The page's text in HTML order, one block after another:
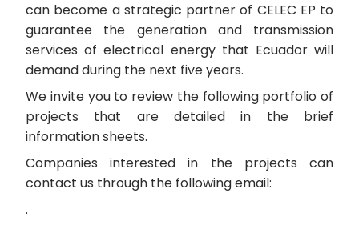
can become a strategic partner of CELEC EP to
guarantee the generation and transmission
services of electrical energy that Ecuador will
demand during the next five years.
We invite you to review the following portfolio of
projects that are detailed in the brief
information sheets.
Companies interested in the projects can
contact us through the following email:
.